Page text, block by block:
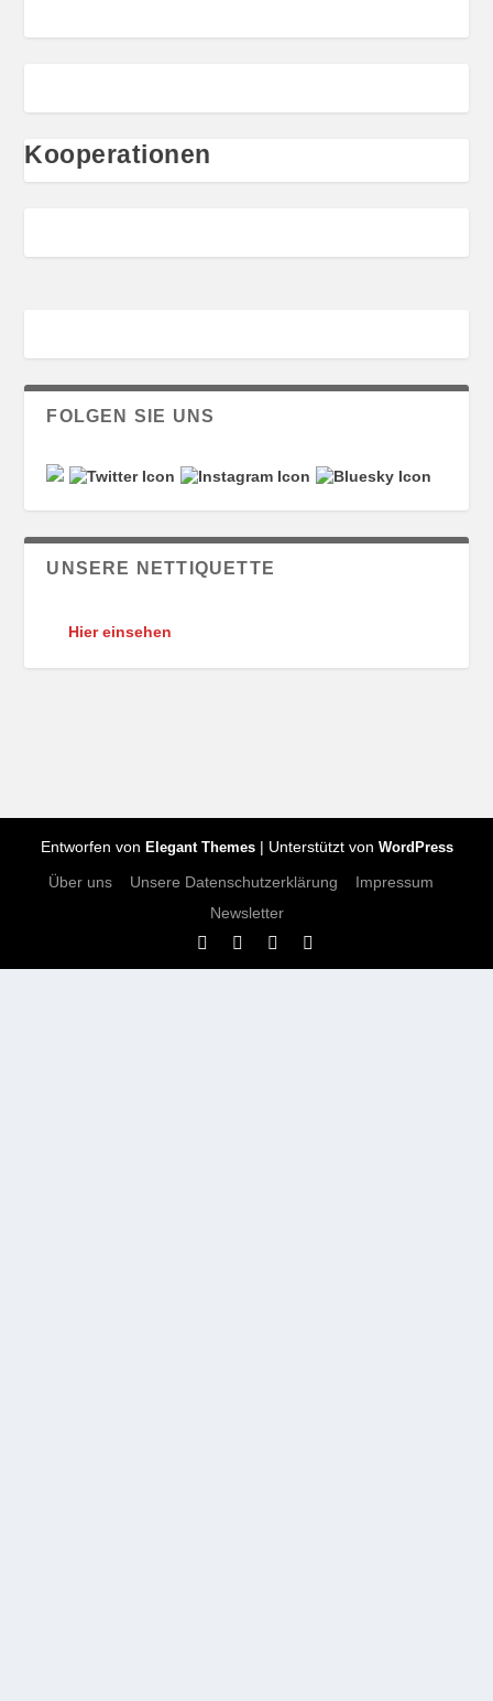
Kooperationen
FOLGEN SIE UNS
UNSERE NETTIQUETTE
Hier einsehen
Entworfen von Elegant Themes| Unterstützt von WordPress
Über uns Unsere Datenschutzerklärung
Impressum
Newsletter